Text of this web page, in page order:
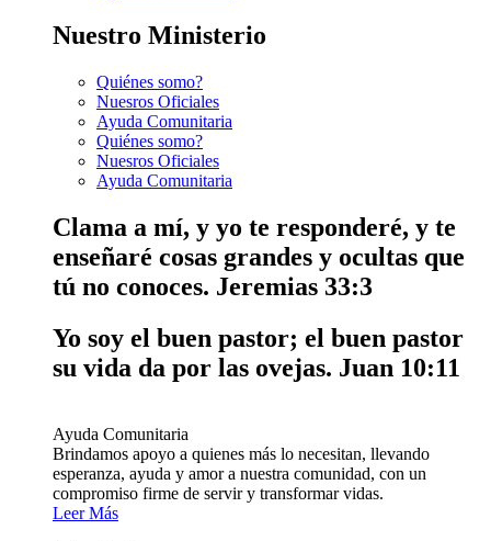
Nuestro Ministerio
Quiénes somo?
Nuesros Oficiales
Ayuda Comunitaria
Quiénes somo?
Nuesros Oficiales
Ayuda Comunitaria
Clama a mí, y yo te responderé, y te
enseñaré cosas grandes y ocultas que
tú no conoces. Jeremias 33:3
Yo soy el buen pastor; el buen pastor
su vida da por las ovejas. Juan 10:11
Ayuda Comunitaria
Brindamos apoyo a quienes más lo necesitan, llevando
esperanza, ayuda y amor a nuestra comunidad, con un
compromiso firme de servir y transformar vidas.
Leer Más